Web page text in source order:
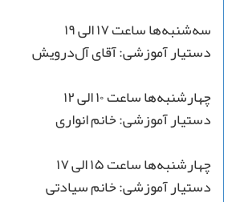
سه‌شنبه‌ها ساعت ۱۷ الی ۱۹
دستیار آموزشی: آقای آل‌درویش
چهارشنبه‌ها ساعت ۱۰ الی ۱۲
دستیار آموزشی: خانم انواری
چهارشنبه‌ها ساعت ۱۵ الی ۱۷
دستیار آموزشی: خانم سیادتی